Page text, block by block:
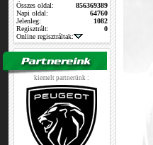
Összes oldal:
856369389
Napi oldal:
64760
Jelenleg:
1082
Regisztrált:
0
Online regisztráltak:
kiemelt partnerünk :